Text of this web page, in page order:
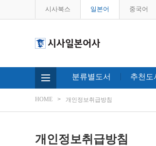
시사북스 일본어 중국어
분류별도서 추천도
HOME 개인정보취급방침
개인정보취급방침